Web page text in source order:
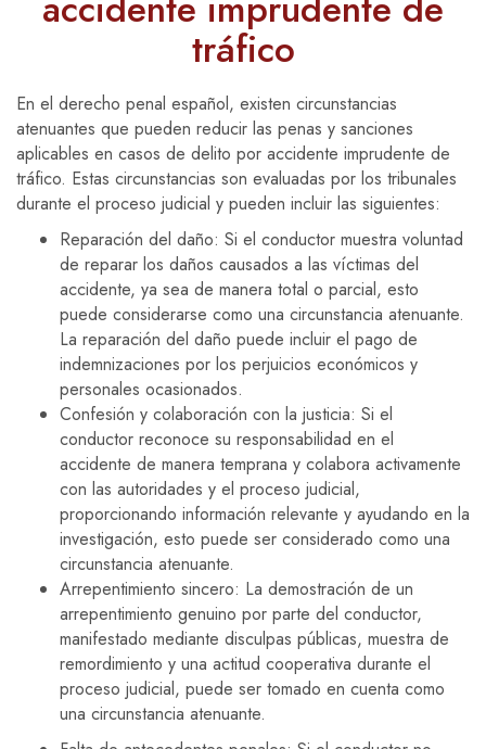
tráfico
En el derecho penal español, existen circunstancias
atenuantes que pueden reducir las penas y sanciones
aplicables en casos de delito por accidente imprudente de
tráfico. Estas circunstancias son evaluadas por los tribunales
durante el proceso judicial y pueden incluir las siguientes:
Reparación del daño: Si el conductor muestra voluntad
de reparar los daños causados a las víctimas del
accidente, ya sea de manera total o parcial, esto
puede considerarse como una circunstancia atenuante.
La reparación del daño puede incluir el pago de
indemnizaciones por los perjuicios económicos y
personales ocasionados.
Confesión y colaboración con la justicia: Si el
conductor reconoce su responsabilidad en el
accidente de manera temprana y colabora activamente
con las autoridades y el proceso judicial,
proporcionando información relevante y ayudando en la
investigación, esto puede ser considerado como una
circunstancia atenuante.
Arrepentimiento sincero: La demostración de un
arrepentimiento genuino por parte del conductor,
manifestado mediante disculpas públicas, muestra de
remordimiento y una actitud cooperativa durante el
proceso judicial, puede ser tomado en cuenta como
una circunstancia atenuante.